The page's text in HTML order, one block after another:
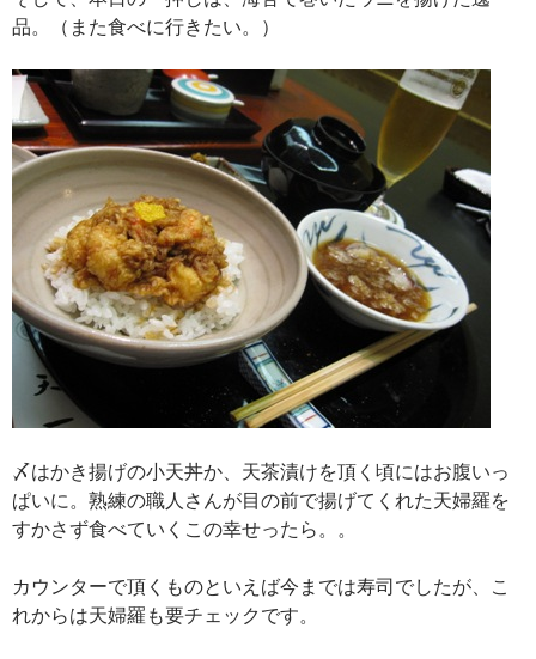
品。（また食べに行きたい。）
〆はかき揚げの小天丼か、天茶漬けを頂く頃にはお腹いっ
ぱいに。熟練の職人さんが目の前で揚げてくれた天婦羅を
すかさず食べていくこの幸せったら。。
カウンターで頂くものといえば今までは寿司でしたが、こ
れからは天婦羅も要チェックです。